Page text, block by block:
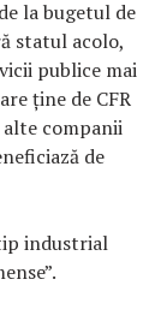
la bugetul de
statul acolo,
publice mai
ţine de CFR
alte companii
de
industrial